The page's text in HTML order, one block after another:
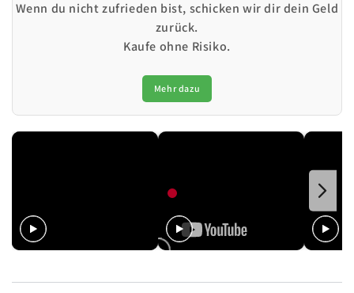
Wenn du nicht zufrieden bist, schicken wir dir dein Geld
zurück.
Kaufe ohne Risiko.
Mehr dazu